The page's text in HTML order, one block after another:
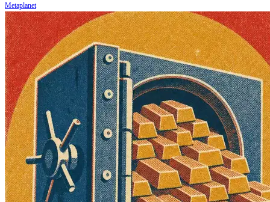
Metaplanet